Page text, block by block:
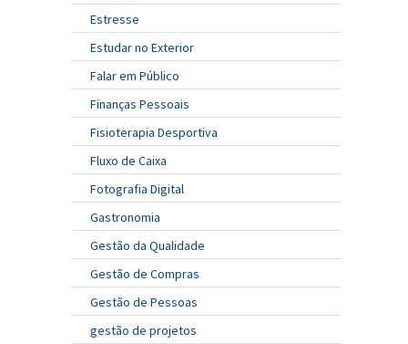
Estresse
Estudar no Exterior
Falar em Público
Finanças Pessoais
Fisioterapia Desportiva
Fluxo de Caixa
Fotografia Digital
Gastronomia
Gestão da Qualidade
Gestão de Compras
Gestão de Pessoas
gestão de projetos